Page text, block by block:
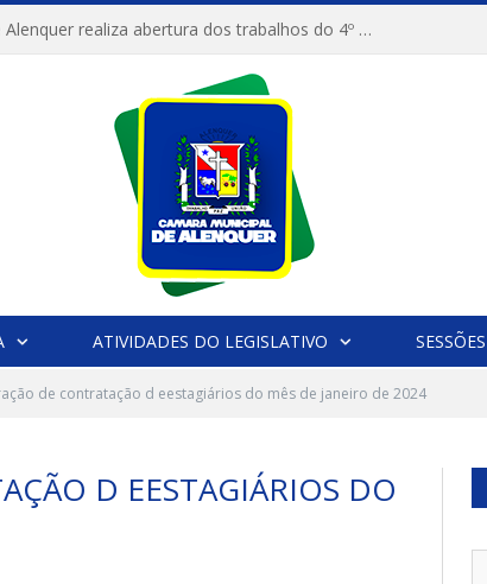
Câmara Municipal de Alenquer realiza abertura dos trabalhos do 4º Período Legislativo
ATIVIDADES DO LEGISLATIVO SESSÕES
de contratação d eestagiários do mês de janeiro de 2024
D EESTAGIÁRIOS DO